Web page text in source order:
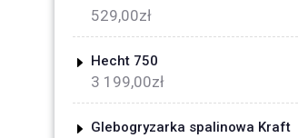
529,00zł
Hecht 750
3 199,00zł
Glebogryzarka spalinowa Kraft